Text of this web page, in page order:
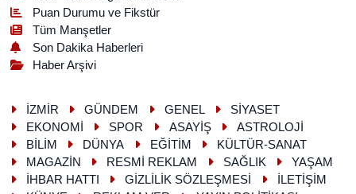
Puan Durumu ve Fikstür
Tüm Manşetler
Son Dakika Haberleri
Haber Arşivi
İZMİR GÜNDEM GENEL
SİYASET
EKONOMİ
SPOR ASAYİŞ
ASTROLOJİ
BİLİM
DÜNYA EĞİTİM
KÜLTÜR-SANAT
MAGAZİN
RESMİ REKLAM SAĞLIK
YAŞAM
İHBAR HATTI
GİZLİLİK SÖZLEŞMESİ
İLETİŞİM